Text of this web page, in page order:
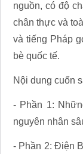
nguồn, có độ
chân thực và
và tiếng Pháp
bè quốc tế.
Nội dung cuốn
- Phần 1:
nguyên nhân
- Phần 2: Điện